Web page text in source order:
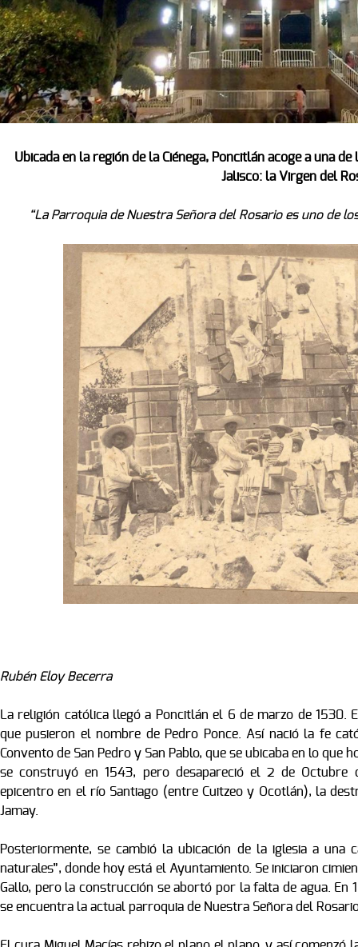
Ubicada en la región de la Ciénega, Poncitlán acoge a una
Jalisco: la Virgen del
“La Parroquia de Nuestra Señora del Rosario es uno de
Rubén Eloy Becerra
La religión católica llegó a Poncitlán el 6 de marzo de 1530.
que pusieron el nombre de Pedro Ponce. Así nació la fe
Convento de San Pedro y San Pablo, que se ubicaba en lo que
se construyó en 1543, pero desapareció el 2 de
epicentro en el río Santiago (entre Cuitzeo y Ocotlán), la
Jamay.
Posteriormente, se cambió la ubicación de la iglesia a una
naturales”, donde hoy está el Ayuntamiento. Se iniciaron
Gallo, pero la construcción se abortó por la falta de agua.
se encuentra la actual parroquia de Nuestra Señora del